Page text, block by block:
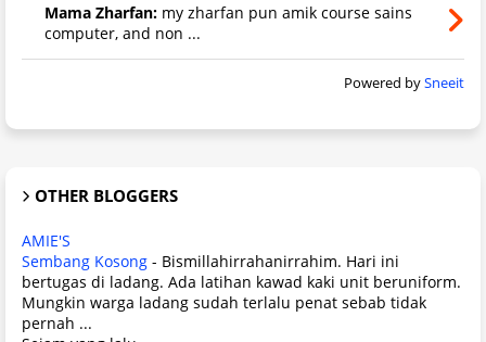
Mama Zharfan: my zharfan pun amik course sains
computer, and non ...
Powered bySneeit
OTHER BLOGGERS
AMIE'S
Sembang Kosong - Bismillahirrahanirrahim. Hari ini
bertugas di ladang. Ada latihan kawad kaki unit beruniform.
Mungkin warga ladang sudah terlalu penat sebab tidak
pernah ...